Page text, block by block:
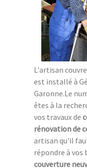
L'artisan
est installé à
Garonne.Le
êtes à la
vos travaux de
rénovation de
artisan qu'il
répondre à vos
couverture